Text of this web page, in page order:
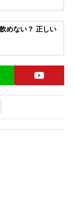
めない？ 正しい